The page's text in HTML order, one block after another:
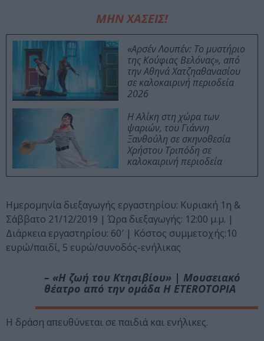
ΜΗΝ ΧΑΣΕΙΣ!
«Αρσέν Λουπέν: Το μυστήριο
της Κούφιας Βελόνας», από
την Αθηνά Χατζηαθανασίου
σε καλοκαιρινή περιοδεία
2026
Η Αλίκη στη χώρα των
ψαριών, του Γιάννη
Ξανθούλη σε σκηνοθεσία
Χρήστου Τριπόδη σε
καλοκαιρινή περιοδεία
Ημερομηνία διεξαγωγής εργαστηρίου: Κυριακή 1η &
Σάββατο 21/12/2019 | Ώρα διεξαγωγής: 12:00 μ.μ. |
Διάρκεια εργαστηρίου: 60′ | Κόστος συμμετοχής:10
ευρώ/παιδί, 5 ευρώ/συνοδός-ενήλικας
– «H ζωή του Κτησιβίου» | Μουσειακό
θέατρο από την ομάδα H ETEROTOPIA
Η δράση απευθύνεται σε παιδιά και ενήλικες.